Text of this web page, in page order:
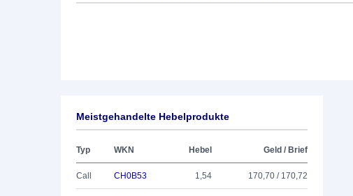
Meistgehandelte Hebelprodukte
Typ WKN Hebel Geld / Brief
Call CH0B53 1,54 170,70 / 170,72